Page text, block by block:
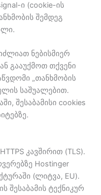
ი (cookie-ის
შემდეგ
ნებისმიერ
გააუქმოთ თქვენი
„თანხმობის
საშუალებით.
შესაბამისი cookies
კავშირით (TLS).
Hostinger
(ლიტვა, EU).
შესაბამის ტექნიკურ